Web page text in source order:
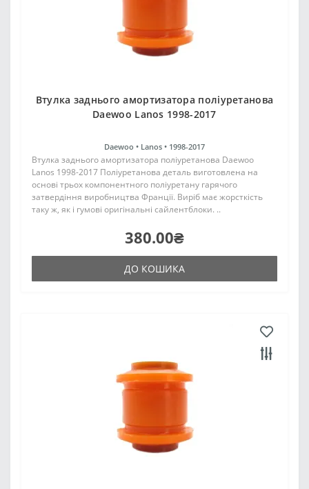
Втулка заднього амортизатора поліуретанова
Daewoo Lanos 1998-2017
Daewoo • Lanos • 1998-2017
Втулка заднього амортизатора поліуретанова Daewoo
Lanos 1998-2017 Поліуретанова деталь виготовлена на
основі трьох компонентного поліуретану гарячого
затвердіння виробництва Франції. Виріб має жорсткість
таку ж, як і гумові оригінальні сайлентблоки. ..
380.00₴
ДО КОШИКА